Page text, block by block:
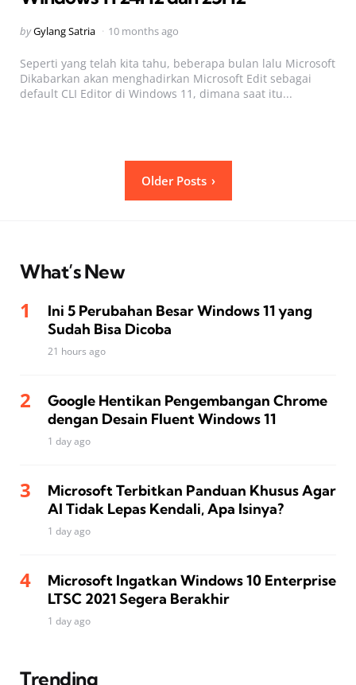
Posted
byGylang Satria 10 months ago
Seperti yang telah kita tahu, beberapa bulan lalu Microsoft
Dikabarkan akan menghadirkan Microsoft Edit sebagai
default CLI Editor di Windows 11, dimana saat itu...
Older Posts
What’s New
Ini 5 Perubahan Besar Windows 11 yang
Sudah Bisa Dicoba
21 hours ago
Google Hentikan Pengembangan Chrome
dengan Desain Fluent Windows 11
1 day ago
Microsoft Terbitkan Panduan Khusus Agar
AI Tidak Lepas Kendali, Apa Isinya?
1 day ago
Microsoft Ingatkan Windows 10 Enterprise
LTSC 2021 Segera Berakhir
1 day ago
Trending